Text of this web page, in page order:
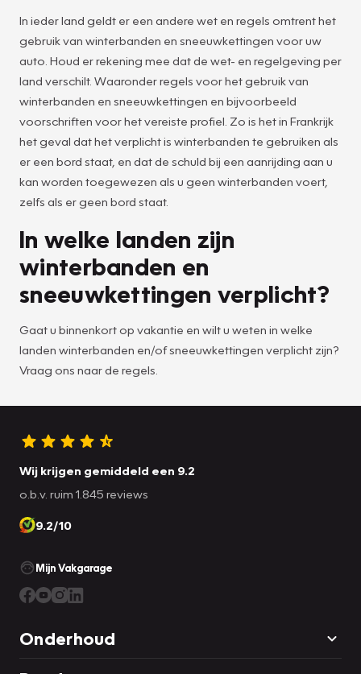
In ieder land geldt er een andere wet en regels omtrent het
gebruik van winterbanden en sneeuwkettingen voor uw
auto. Houd er rekening mee dat de wet- en regelgeving per
land verschilt. Waaronder regels voor het gebruik van
winterbanden en sneeuwkettingen en bijvoorbeeld
voorschriften voor het vereiste profiel. Zo is het in Frankrijk
het geval dat het verplicht is winterbanden te gebruiken als
er een bord staat, en dat de schuld bij een aanrijding aan u
kan worden toegewezen als u geen winterbanden voert,
zelfs als er geen bord staat.
In welke landen zijn
winterbanden en
sneeuwkettingen verplicht?
Gaat u binnenkort op vakantie en wilt u weten in welke
landen winterbanden en/of sneeuwkettingen verplicht zijn?
Vraag ons naar de regels.
Wij krijgen gemiddeld een 9.2
o.b.v. ruim 1.845 reviews
9.2/10
Mijn Vakgarage
Onderhoud